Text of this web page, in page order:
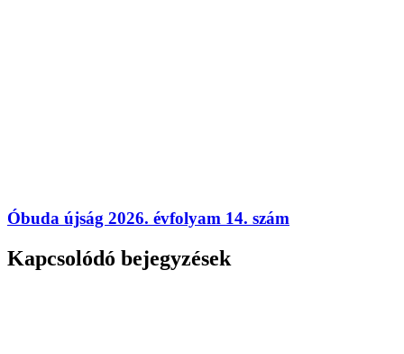
Óbuda újság 2026. évfolyam 14. szám
Kapcsolódó bejegyzések